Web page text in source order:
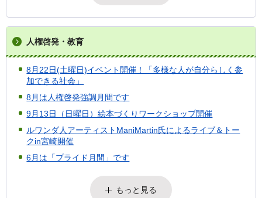
人権啓発・教育
8月22日(土曜日)イベント開催！「多様な人が自分らしく参
加できる社会」
8月は人権啓発強調月間です
9月13日（日曜日）絵本づくりワークショップ開催
ルワンダ人アーティストManiMartin氏によるライブ＆トー
クin宮崎開催
6月は「プライド月間」です
もっと見る